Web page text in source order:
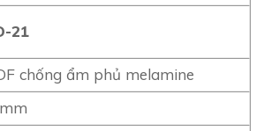
21
chống ẩm phủ melamine